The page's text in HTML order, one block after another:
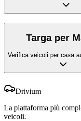
Targa per
Verifica veicoli per casa
Drivium
La piattaforma più
veicoli.